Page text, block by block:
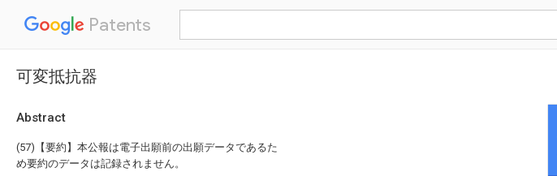
Patents
可変抵抗器
Abstract
(57)【要約】本公報は電子出願前の出願データであるた
め要約のデータは記録されません。